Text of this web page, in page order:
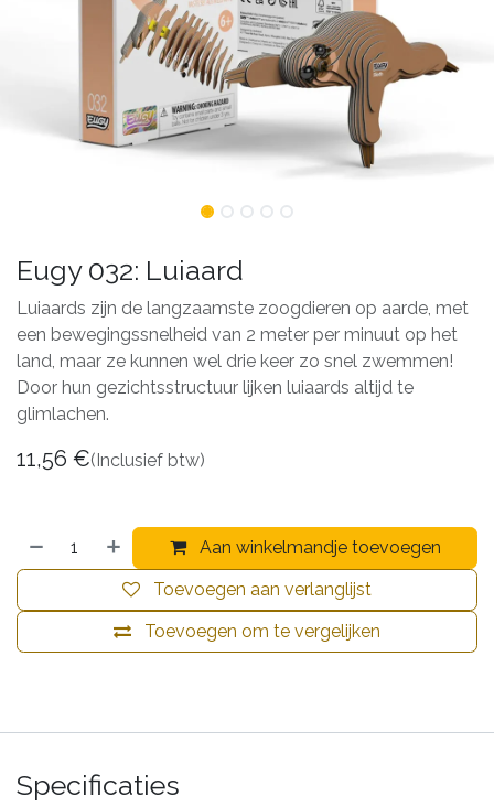
Eugy 032: Luiaard
Luiaards zijn de langzaamste zoogdieren op aarde, met
een bewegingssnelheid van 2 meter per minuut op het
land, maar ze kunnen wel drie keer zo snel zwemmen!
Door hun gezichtsstructuur lijken luiaards altijd te
glimlachen.
11,56 €(Inclusief btw)
Aan winkelmandje toevoegen
Toevoegen om te vergelijken
Toevoegen aan verlanglijst
Specificaties